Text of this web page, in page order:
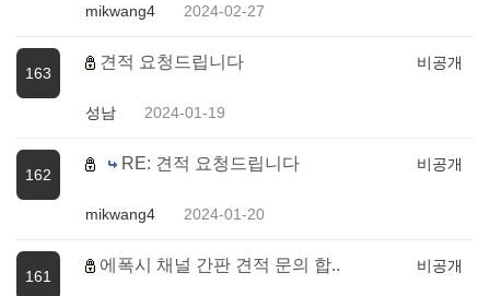
mikwang4 2024-02-27
163
견적 요청드립니다
성남 2024-01-19
비공개
162
RE: 견적 요청드립니다
mikwang4 2024-01-20
비공개
161
에폭시 채널 간판 견적 문의 합.. 비공개